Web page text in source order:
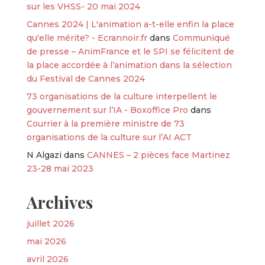
sur les VHSS- 20 mai 2024
Cannes 2024 | L'animation a-t-elle enfin la place
qu'elle mérite? - Ecrannoir.frdans Communiqué
de presse – AnimFrance et le SPI se félicitent de
la place accordée à l’animation dans la sélection
du Festival de Cannes 2024
73 organisations de la culture interpellent le
gouvernement sur l’IA - Boxoffice Pro dans
Courrier à la première ministre de 73
organisations de la culture sur l’AI ACT
N Algazi dans CANNES – 2 pièces face Martinez
23-28 mai 2023
Archives
juillet 2026
mai 2026
avril 2026